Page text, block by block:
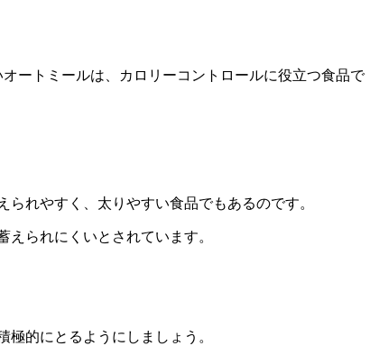
ートミールは、カロリーコントロールに役立つ食品で
れやすく、太りやすい食品でもあるのです。
られにくいとされています。
的にとるようにしましょう。